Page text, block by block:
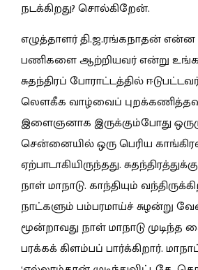
நடக்கிறது? சொல்கிறேன்.
எழுத்தாளர் தி.ஜ.ரங்கநாதன் என்ன
பணிகளை ஆற்றியவர் என்று
சுதந்திரப் போராட்டத்தில்
லௌகீக வாழ்வைப்
இளைஞனாக இருக்கும்போது
சென்னையில் ஒரு பெரிய
ஏற்பாடாகியிருந்தது.
நாள் மாநாடு. காந்தியும்
நாட்களும் பம்பரமாய்ச் சுழன்று
மூன்றாவது நாள் மாநாடு
பரக்கக் கிளம்பப் பார்க்கிறார்.